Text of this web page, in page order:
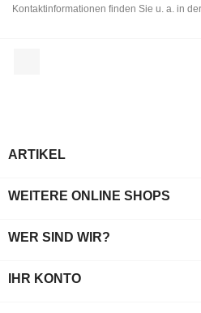
Kontaktinformationen finden Sie u. a. in
ARTIKEL
WEITERE ONLINE SHOPS
WER SIND WIR?
IHR KONTO